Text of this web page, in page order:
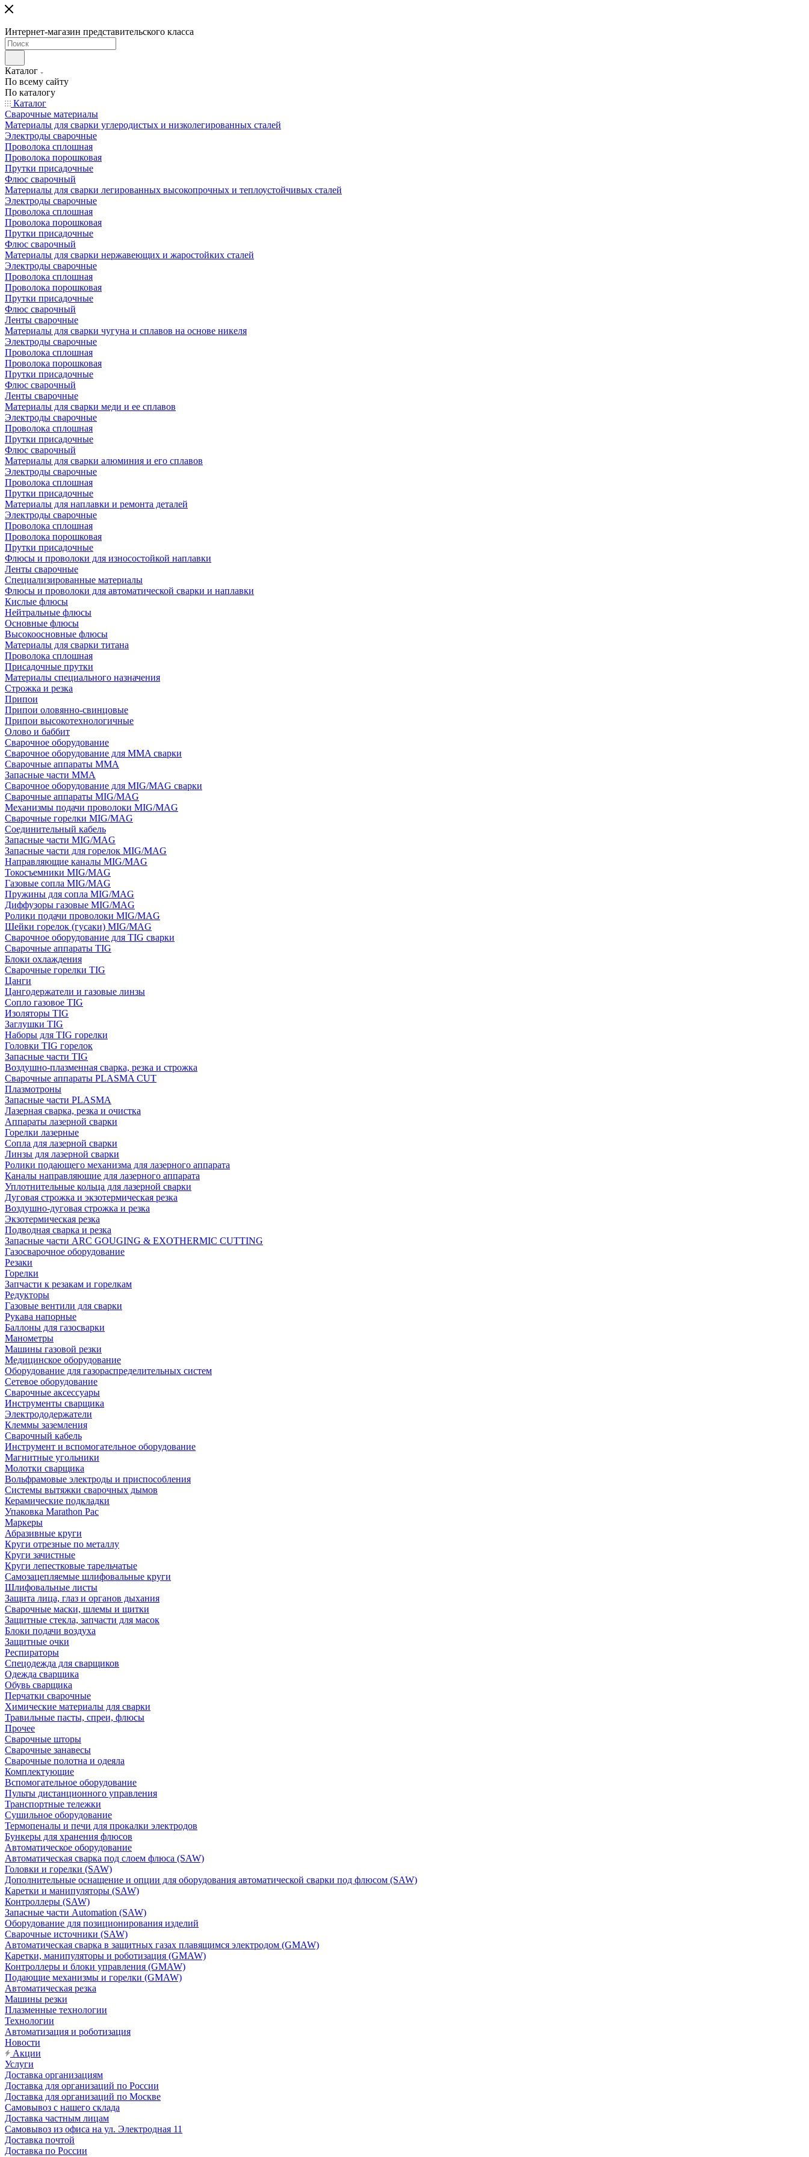
Интернет-магазин представительского класса
Каталог
По всему сайту
По каталогу
Каталог
Сварочные материалы
Материалы для сварки углеродистых и низколегированных сталей
Электроды сварочные
Проволока сплошная
Проволока порошковая
Прутки присадочные
Флюс сварочный
Материалы для сварки легированных высокопрочных и теплоустойчивых сталей
Электроды сварочные
Проволока сплошная
Проволока порошковая
Прутки присадочные
Флюс сварочный
Материалы для сварки нержавеющих и жаростойких сталей
Электроды сварочные
Проволока сплошная
Проволока порошковая
Прутки присадочные
Флюс сварочный
Ленты сварочные
Материалы для сварки чугуна и сплавов на основе никеля
Электроды сварочные
Проволока сплошная
Проволока порошковая
Прутки присадочные
Флюс сварочный
Ленты сварочные
Материалы для сварки меди и ее сплавов
Электроды сварочные
Проволока сплошная
Прутки присадочные
Флюс сварочный
Материалы для сварки алюминия и его сплавов
Электроды сварочные
Проволока сплошная
Прутки присадочные
Материалы для наплавки и ремонта деталей
Электроды сварочные
Проволока сплошная
Проволока порошковая
Прутки присадочные
Флюсы и проволоки для износостойкой наплавки
Ленты сварочные
Специализированные материалы
Флюсы и проволоки для автоматической сварки и наплавки
Кислые флюсы
Нейтральные флюсы
Основные флюсы
Высокоосновные флюсы
Материалы для сварки титана
Проволока сплошная
Присадочные прутки
Материалы специального назначения
Строжка и резка
Припои
Припои оловянно-свинцовые
Припои высокотехнологичные
Олово и баббит
Сварочное оборудование
Сварочное оборудование для MMA сварки
Сварочные аппараты MMA
Запасные части MMA
Сварочное оборудование для MIG/MAG сварки
Сварочные аппараты MIG/MAG
Механизмы подачи проволоки MIG/MAG
Сварочные горелки MIG/MAG
Соединительный кабель
Запасные части MIG/MAG
Запасные части для горелок MIG/MAG
Направляющие каналы MIG/MAG
Токосъемники MIG/MAG
Газовые сопла MIG/MAG
Пружины для сопла MIG/MAG
Диффузоры газовые MIG/MAG
Ролики подачи проволоки MIG/MAG
Шейки горелок (гусаки) MIG/MAG
Сварочное оборудование для TIG сварки
Сварочные аппараты TIG
Блоки охлаждения
Сварочные горелки TIG
Цанги
Цангодержатели и газовые линзы
Сопло газовое TIG
Изоляторы TIG
Заглушки TIG
Наборы для TIG горелки
Головки TIG горелок
Запасные части TIG
Воздушно-плазменная сварка, резка и строжка
Сварочные аппараты PLASMA CUT
Плазмотроны
Запасные части PLASMA
Лазерная сварка, резка и очистка
Аппараты лазерной сварки
Горелки лазерные
Сопла для лазерной сварки
Линзы для лазерной сварки
Ролики подающего механизма для лазерного аппарата
Каналы направляющие для лазерного аппарата
Уплотнительные кольца для лазерной сварки
Дуговая строжка и экзотермическая резка
Воздушно-дуговая строжка и резка
Экзотермическая резка
Подводная сварка и резка
Запасные части ARC GOUGING & EXOTHERMIC CUTTING
Газосварочное оборудование
Резаки
Горелки
Запчасти к резакам и горелкам
Редукторы
Газовые вентили для сварки
Рукава напорные
Баллоны для газосварки
Манометры
Машины газовой резки
Медицинское оборудование
Оборудование для газораспределительных систем
Сетевое оборудование
Сварочные аксессуары
Инструменты сварщика
Электрододержатели
Клеммы заземления
Сварочный кабель
Инструмент и вспомогательное оборудование
Магнитные угольники
Молотки сварщика
Вольфрамовые электроды и приспособления
Системы вытяжки сварочных дымов
Керамические подкладки
Упаковка Marathon Pac
Маркеры
Абразивные круги
Круги отрезные по металлу
Круги зачистные
Круги лепестковые тарельчатые
Самозацепляемые шлифовальные круги
Шлифовальные листы
Защита лица, глаз и органов дыхания
Сварочные маски, шлемы и щитки
Защитные стекла, запчасти для масок
Блоки подачи воздуха
Защитные очки
Респираторы
Спецодежда для сварщиков
Одежда сварщика
Обувь сварщика
Перчатки сварочные
Химические материалы для сварки
Травильные пасты, спреи, флюсы
Прочее
Сварочные шторы
Сварочные занавесы
Сварочные полотна и одеяла
Комплектующие
Вспомогательное оборудование
Пульты дистанционного управления
Транспортные тележки
Сушильное оборудование
Термопеналы и печи для прокалки электродов
Бункеры для хранения флюсов
Автоматическое оборудование
Автоматическая сварка под слоем флюса (SAW)
Головки и горелки (SAW)
Дополнительные оснащение и опции для оборудования автоматической сварки под флюсом (SAW)
Каретки и манипуляторы (SAW)
Контроллеры (SAW)
Запасные части Automation (SAW)
Оборудование для позиционирования изделий
Сварочные источники (SAW)
Автоматическая сварка в защитных газах плавящимся электродом (GMAW)
Каретки, манипуляторы и роботизация (GMAW)
Контроллеры и блоки управления (GMAW)
Подающие механизмы и горелки (GMAW)
Автоматическая резка
Машины резки
Плазменные технологии
Технологии
Автоматизация и роботизация
Новости
Акции
Услуги
Доставка организациям
Доставка для организаций по России
Доставка для организаций по Москве
Самовывоз с нашего склада
Доставка частным лицам
Самовывоз из офиса на ул. Электродная 11
Доставка почтой
Доставка по России